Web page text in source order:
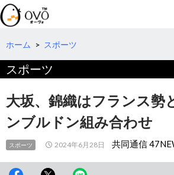
検
索
コ
テ
へ
動
ホーム > スポーツ
スポーツ
大坂、錦織はフランス勢
ンブルドン組み合わせ
スポーツ 2024年6月28日 共同通信